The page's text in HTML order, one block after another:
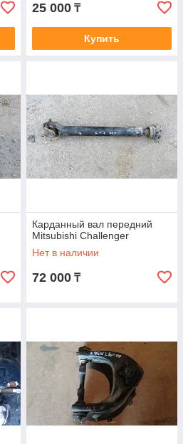
25 000 ₸
Купить
Карданный вал передний
Mitsubishi Challenger
Нет в наличии
72 000 ₸